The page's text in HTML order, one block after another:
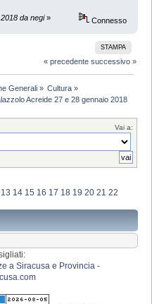
da negi» Connesso
STAMPA
« precedente successivo »
Generali» Cultura»
Acreide 27 e 28 gennaio 2018
Vai a:
13 14 15 16 17 18 19 20 21 22
a Siracusa e Provincia -